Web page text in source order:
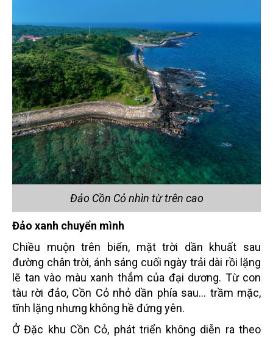
Đảo Cồn Cỏ nhìn từ trên cao
Đảo xanh chuyển mình
Chiều muộn trên biển, mặt trời dần khuất sau
đường chân trời, ánh sáng cuối ngày trải dài rồi lặng
lẽ tan vào màu xanh thẳm của đại dương. Từ con
tàu rời đảo, Cồn Cỏ nhỏ dần phía sau... trầm mặc,
tĩnh lặng nhưng không hề đứng yên.
Ở Đặc khu Cồn Cỏ, phát triển không diễn ra theo